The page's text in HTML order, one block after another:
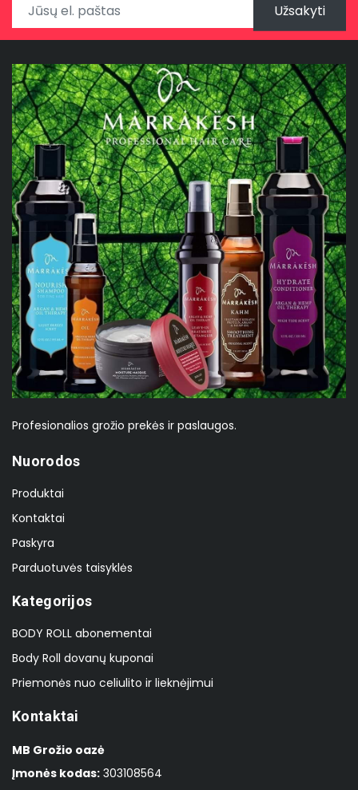
Užsakyti
Profesionalios grožio prekės ir paslaugos.
Nuorodos
Produktai
Kontaktai
Paskyra
Parduotuvės taisyklės
Kategorijos
BODY ROLL abonementai
Body Roll dovanų kuponai
Priemonės nuo celiulito ir lieknėjimui
Kontaktai
MB Grožio oazė
Įmonės kodas: 303108564